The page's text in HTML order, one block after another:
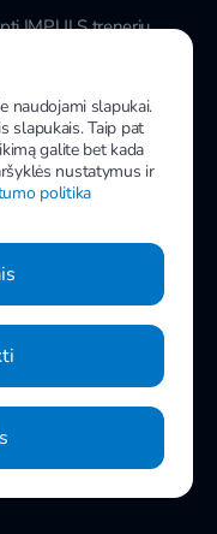
IMPULS treneriu
IMPULS
Facebook
Instagram
naudojami slapukai.
slapukais. Taip pat
galite bet kada
nustatymus ir
politika